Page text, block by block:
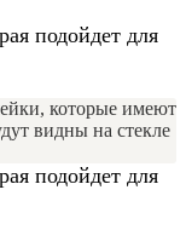
подойдет для
которые имеют
видны на стекле
подойдет для